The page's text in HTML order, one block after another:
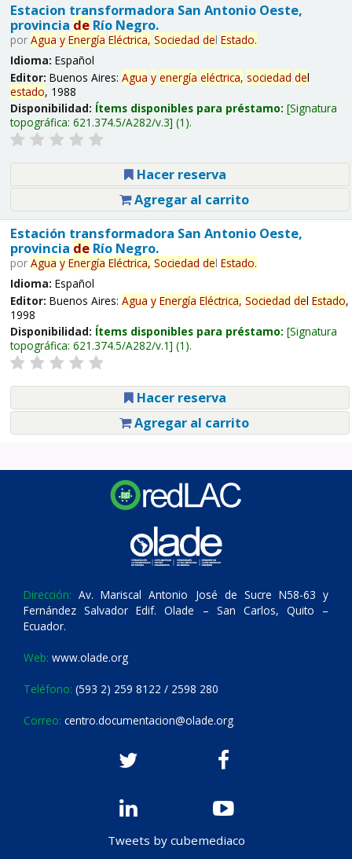
Estacion transformadora San Antonio Oeste,
provincia deRío Negro.
por Agua y Energía Eléctrica, Sociedad del Estado.
Idioma: Español
Editor: Buenos Aires: Agua y energía eléctrica, sociedad del
estado, 1988
Disponibilidad: Ítems disponibles para préstamo: Signatura
topográfica: 621.374.5/A282/v.3 (1).
Hacer reserva
Agregar al carrito
Estación transformadora San Antonio Oeste,
provincia deRío Negro.
por Agua y Energía Eléctrica, Sociedad del Estado.
Idioma: Español
Editor: Buenos Aires: Agua y Energía Eléctrica, Sociedad del Estado,
1998
Disponibilidad: Ítems disponibles para préstamo: Signatura
topográfica: 621.374.5/A282/v.1 (1).
Hacer reserva
Agregar al carrito
Dirección: Av. Mariscal Antonio José de Sucre N58-63 y
Fernández Salvador Edif. Olade – San Carlos, Quito –
Ecuador.
Web: www.olade.org
Teléfono: (593 2) 259 8122 / 2598 280
Correo: centro.documentacion@olade.org
Tweets by cubemediaco